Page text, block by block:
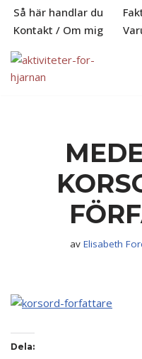
Hoppa
till
innehåll
Så här handlar du
Kontakt / Om mig
av Elisabeth
Dela: